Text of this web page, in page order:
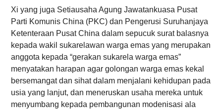
Xi yang juga Setiausaha Agung Jawatankuasa Pusat
Parti Komunis China (PKC) dan Pengerusi Suruhanjaya
Ketenteraan Pusat China dalam sepucuk surat balasnya
kepada wakil sukarelawan warga emas yang merupakan
anggota kepada “gerakan sukarela warga emas”
menyatakan harapan agar golongan warga emas kekal
bersemangat dan sihat dalam menjalani kehidupan pada
usia yang lanjut, dan meneruskan usaha mereka untuk
menyumbang kepada pembangunan modenisasi ala